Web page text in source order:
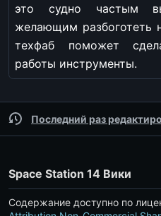
это судно частым
желающим разбоготеть
техфаб поможет
работы инструменты.
Space Station 14 Вики
Содержание доступно по